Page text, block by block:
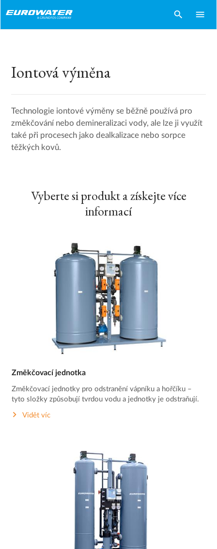
search menu
Iontová výměna
Technologie iontové výměny se běžně používá pro
změkčování nebo demineralizaci vody, ale lze ji využít
také při procesech jako dealkalizace nebo sorpce
těžkých kovů.
Vyberte si produkt a získejte více
informací
Změkčovací jednotka
Změkčovací jednotky pro odstranění vápníku a hořčíku –
tyto složky způsobují tvrdou vodu a jednotky je odstraňují.
Vidět víc